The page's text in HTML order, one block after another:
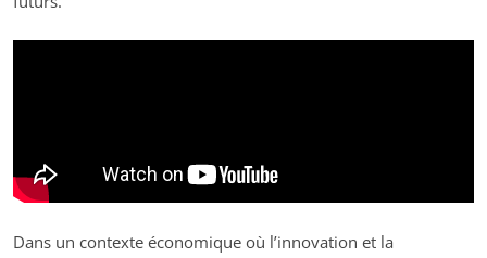
Dans un contexte économique où l’innovation et la